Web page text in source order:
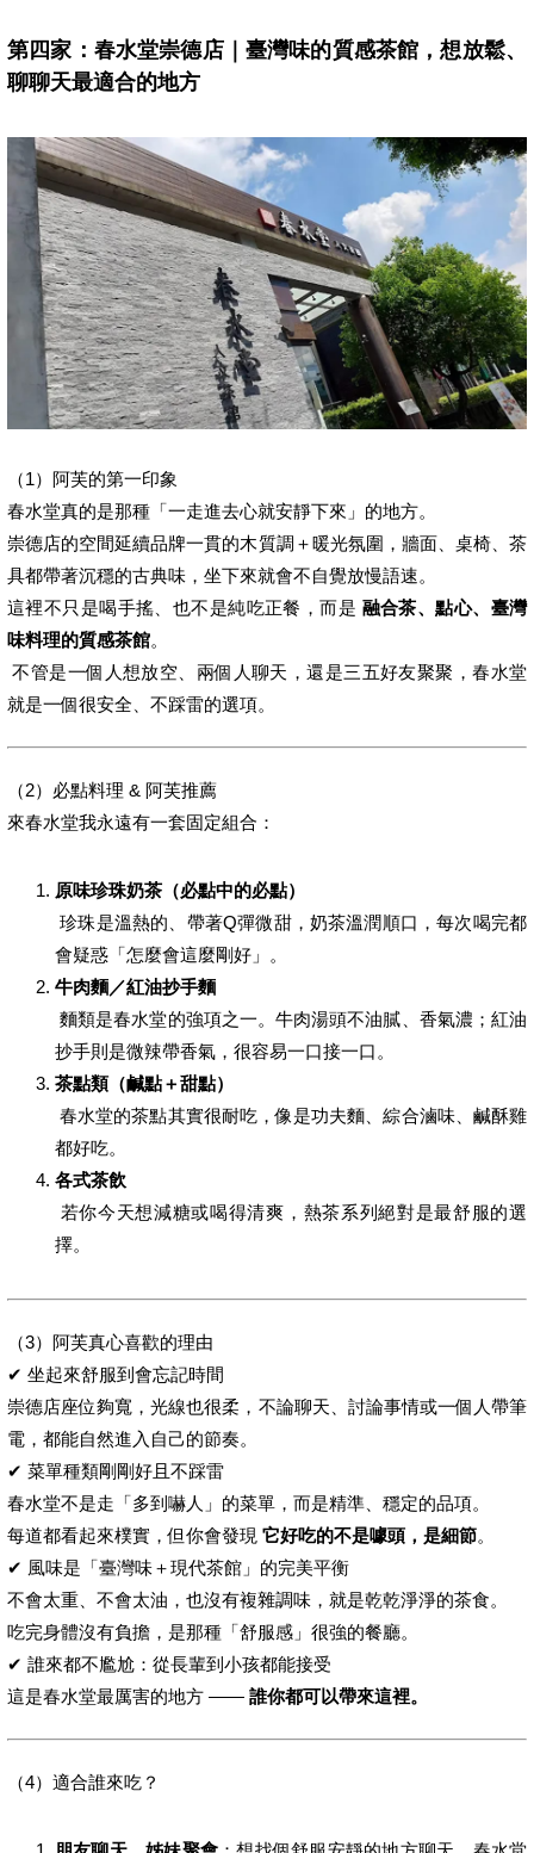
第四家：春水堂崇德店｜臺灣味的質感茶館，想放鬆、
聊聊天最適合的地方
（1）阿芙的第一印象
春水堂真的是那種「一走進去心就安靜下來」的地方。
崇德店的空間延續品牌一貫的木質調＋暖光氛圍，牆面、桌椅、茶
具都帶著沉穩的古典味，坐下來就會不自覺放慢語速。
這裡不只是喝手搖、也不是純吃正餐，而是 融合茶、點心、臺灣
味料理的質感茶館。
不管是一個人想放空、兩個人聊天，還是三五好友聚聚，春水堂
就是一個很安全、不踩雷的選項。
（2）必點料理 & 阿芙推薦
來春水堂我永遠有一套固定組合：
原味珍珠奶茶（必點中的必點）
珍珠是溫熱的、帶著Q彈微甜，奶茶溫潤順口，每次喝完都
會疑惑「怎麼會這麼剛好」。
牛肉麵／紅油抄手麵
麵類是春水堂的強項之一。牛肉湯頭不油膩、香氣濃；紅油
抄手則是微辣帶香氣，很容易一口接一口。
茶點類（鹹點＋甜點）
春水堂的茶點其實很耐吃，像是功夫麵、綜合滷味、鹹酥雞
都好吃。
各式茶飲
若你今天想減糖或喝得清爽，熱茶系列絕對是最舒服的選
擇。
（3）阿芙真心喜歡的理由
✔ 坐起來舒服到會忘記時間
崇德店座位夠寬，光線也很柔，不論聊天、討論事情或一個人帶筆
電，都能自然進入自己的節奏。
✔ 菜單種類剛剛好且不踩雷
春水堂不是走「多到嚇人」的菜單，而是精準、穩定的品項。
每道都看起來樸實，但你會發現 它好吃的不是噱頭，是細節。
✔ 風味是「臺灣味＋現代茶館」的完美平衡
不會太重、不會太油，也沒有複雜調味，就是乾乾淨淨的茶食。
吃完身體沒有負擔，是那種「舒服感」很強的餐廳。
✔ 誰來都不尷尬：從長輩到小孩都能接受
這是春水堂最厲害的地方 —— 誰你都可以帶來這裡。
（4）適合誰來吃？